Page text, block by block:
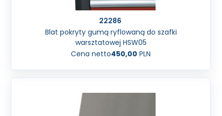
22286
Blat pokryty gumą ryflowaną do szafki
warsztatowej HSW05
Cena netto450,00 PLN